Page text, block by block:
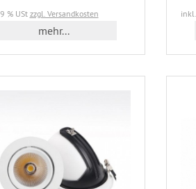
% UStzzgl. Versandkosten
mehr...